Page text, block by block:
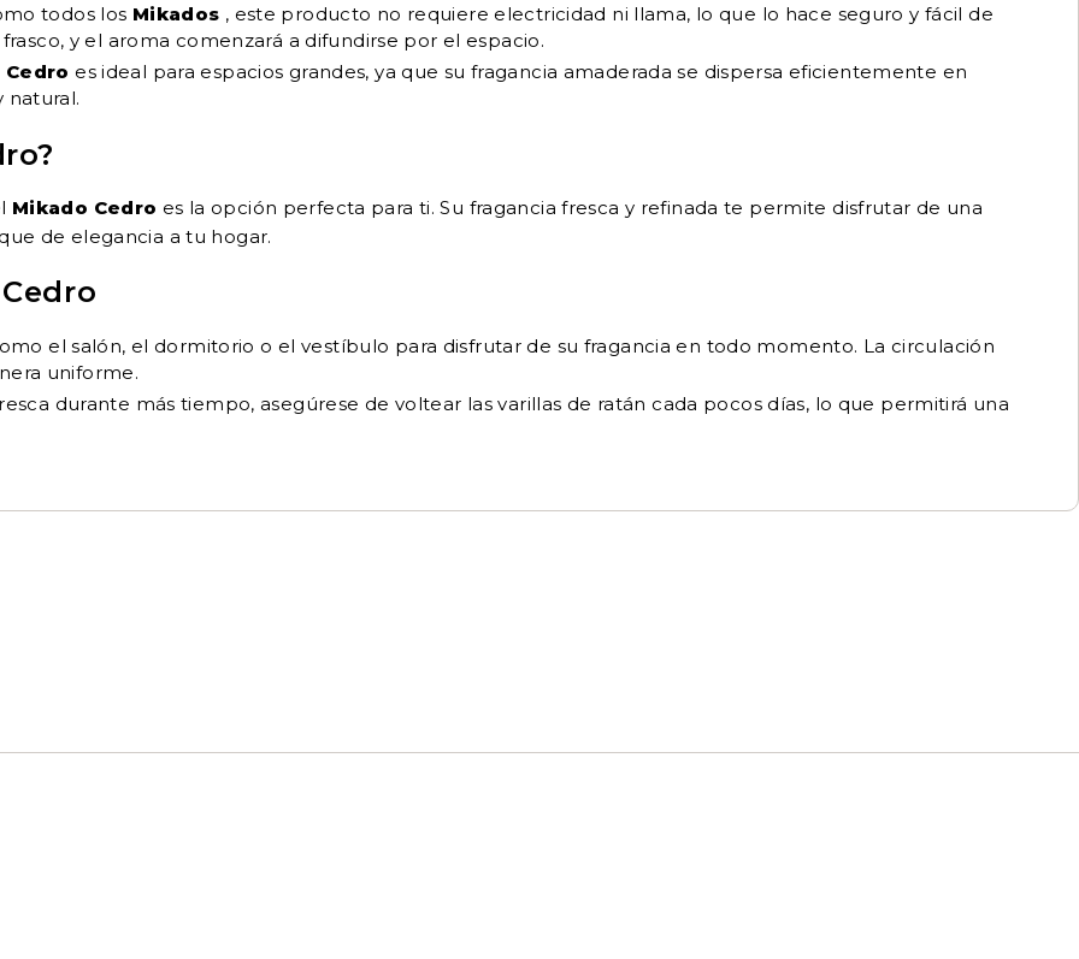
todos los Mikados , este producto no requiere electricidad ni llama, lo que lo hace seguro y fácil de
y el aroma comenzará a difundirse por el espacio.
Cedro es ideal para espacios grandes, ya que su fragancia amaderada se dispersa eficientemente en
natural.
Mikado Cedro es la opción perfecta para ti. Su fragancia fresca y refinada te permite disfrutar de una
de elegancia a tu hogar.
el salón, el dormitorio o el vestíbulo para disfrutar de su fragancia en todo momento. La circulación
uniforme.
durante más tiempo, asegúrese de voltear las varillas de ratán cada pocos días, lo que permitirá una